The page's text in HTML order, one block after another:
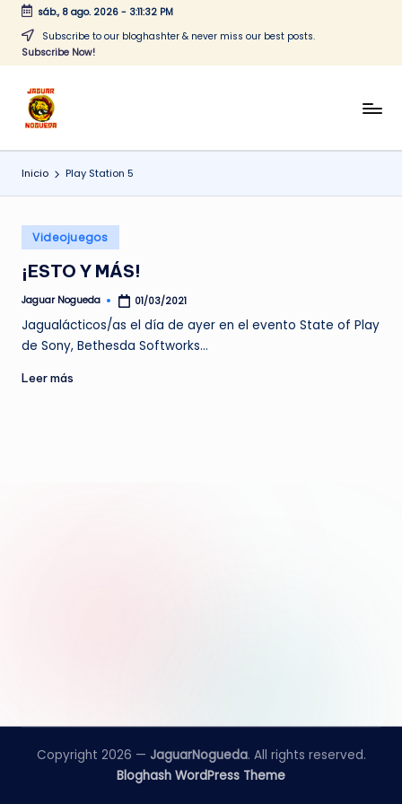
Saltar
sáb., 8 ago. 2026- 3:11:32 PM
Subscribe to our bloghashter & never miss our best posts.
Subscribe Now!
J
a
g
a
r
N
o
g
u
CONTENIDO
Inicio Play Station 5
Publicado
en
Videojuegos
¡ESTO Y MÁS!
Publicado
Jaguar Nogueda 01/03/2021
Jagualácticos/as el día de ayer en el evento State of Play
de Sony, Bethesda Softworks…
Leer más
Copyright 2026 — JaguarNogueda. All rights reserved.
Bloghash WordPress Theme